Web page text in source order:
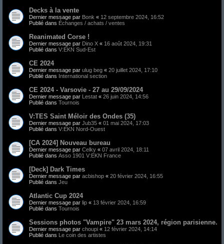
Decks à la vente
Dernier message par Bonk « 12 septembre 2024, 16:52
Publié dans Échanges / achats / ventes
Reanimated Corse !
Dernier message par Dino X « 16 août 2024, 19:31
Publié dans V:EKN Sud-Est
CE 2024
Dernier message par ulug beg « 20 juillet 2024, 17:10
Publié dans International section
CE 2024 - Varsovie - 27 au 29/09/2024
Dernier message par Lestat « 26 juin 2024, 14:56
Publié dans Tournois
V:TES Saint Méloir des Ondes (35)
Dernier message par Jub35 « 01 mai 2024, 17:03
Publié dans V:EKN Nord-Ouest
[CA 2024] Nouveau bureau
Dernier message par Celky « 07 avril 2024, 18:11
Publié dans Asso 1901 V:EKN France
[Deck] Dark Times
Dernier message par acbishop « 20 février 2024, 16:55
Publié dans Jeu
Atlantic Cup 2024
Dernier message par lip « 13 février 2024, 16:59
Publié dans Tournois
Sessions photos "Vampire" 23 mars 2024, région parisienne.
Dernier message par choupi « 12 février 2024, 14:14
Publié dans Le coin des artistes